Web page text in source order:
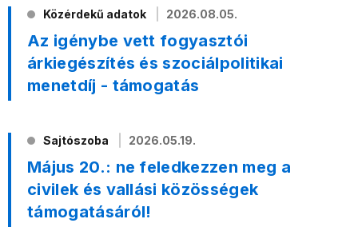
Közérdekű adatok 2026.08.05.
Az igénybe vett fogyasztói
árkiegészítés és szociálpolitikai
menetdíj - támogatás
Sajtószoba 2026.05.19.
Május 20.: ne feledkezzen meg a
civilek és vallási közösségek
támogatásáról!